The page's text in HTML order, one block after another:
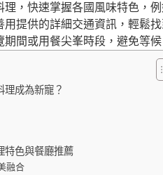
，快速掌握各國風味特色，
提供的詳細交通資訊，輕鬆
間或用餐尖峯時段，避免等
理成為新寵？
特色與餐廳推薦
融合